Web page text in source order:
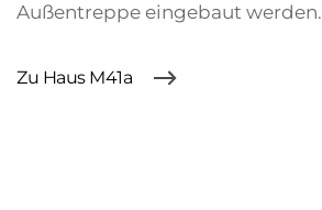
Außentreppe eingebaut werden.
Zu Haus M41a